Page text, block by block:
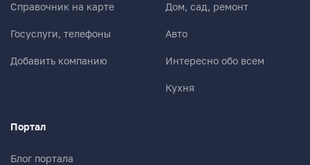
Справочник на карте
Госуслуги, телефоны
Добавить компанию
Дом, сад, ремонт
Авто
Интересно обо всем
Кухня
Портал
Блог портала